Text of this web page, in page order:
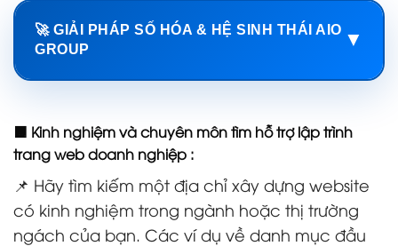
🚀 GIẢI PHÁP SỐ HÓA & HỆ SINH THÁI AIO
GROUP
▼
🟧 Kinh nghiệm và chuyên môn tìm hỗ trợ lập trình
trang web doanh nghiệp :
📌 Hãy tìm kiếm một địa chỉ xây dựng website
có kinh nghiệm trong ngành hoặc thị trường
ngách của bạn. Các ví dụ về danh mục đầu